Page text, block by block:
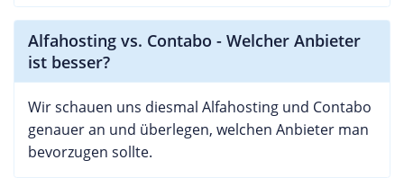
Alfahosting vs. Contabo - Welcher Anbieter
ist besser?
Wir schauen uns diesmal Alfahosting und Contabo
genauer an und überlegen, welchen Anbieter man
bevorzugen sollte.